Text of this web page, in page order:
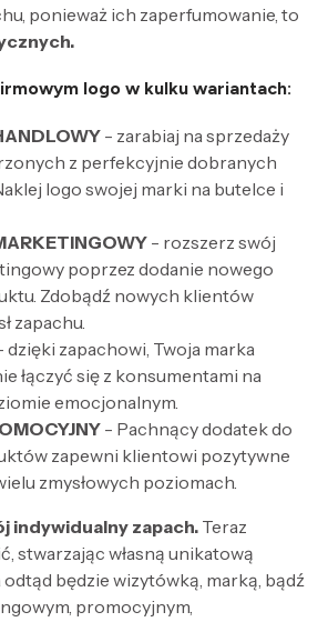
ponieważ ich zaperfumowanie, to
logo w kulku wariantach:
- zarabiaj na sprzedaży
z perfekcyjnie dobranych
logo swojej marki na butelce i
- rozszerz swój
poprzez dodanie nowego
Zdobądź nowych klientów
zapachu.
dzięki zapachowi, Twoja marka
łączyć się z konsumentami na
emocjonalnym.
- Pachnący dodatek do
zapewni klientowi pozytywne
zmysłowych poziomach.
indywidualny zapach. Teraz
stwarzając własną unikatową
będzie wizytówką, marką, bądź
promocyjnym,